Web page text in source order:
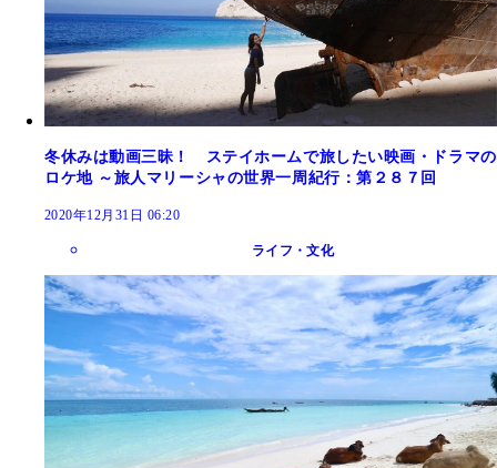
冬休みは動画三昧！ ステイホームで旅したい映画・ドラマの
ロケ地 ～旅人マリーシャの世界一周紀行：第２８７回
2020年12月31日 06:20
ライフ・文化